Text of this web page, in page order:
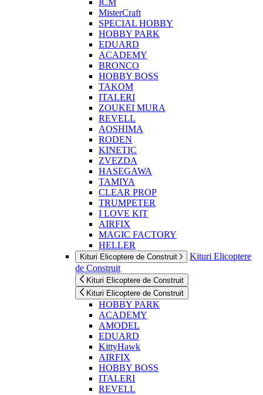
ICM
MisterCraft
SPECIAL HOBBY
HOBBY PARK
EDUARD
ACADEMY
BRONCO
HOBBY BOSS
TAKOM
ITALERI
ZOUKEI MURA
REVELL
AOSHIMA
RODEN
KINETIC
ZVEZDA
HASEGAWA
TAMIYA
CLEAR PROP
TRUMPETER
I LOVE KIT
AIRFIX
MAGIC FACTORY
HELLER
Kituri Elicoptere de Construit
Kituri Elicoptere
de Construit
Kituri Elicoptere de Construit
Kituri Elicoptere de Construit
HOBBY PARK
ACADEMY
AMODEL
EDUARD
KittyHawk
AIRFIX
HOBBY BOSS
ITALERI
REVELL